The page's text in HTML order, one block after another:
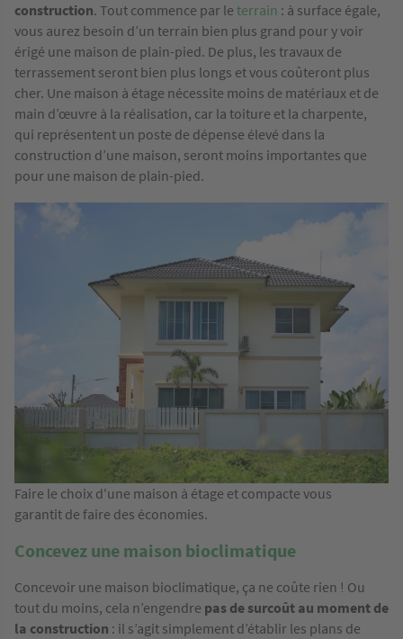
construction. Tout commence par le terrain : à surface égale,
vous aurez besoin d’un terrain bien plus grand pour y voir
érigé une maison de plain-pied. De plus, les travaux de
terrassement seront bien plus longs et vous coûteront plus
cher. Une maison à étage nécessite moins de matériaux et de
main d’œuvre à la réalisation, car la toiture et la charpente,
qui représentent un poste de dépense élevé dans la
construction d’une maison, seront moins importantes que
pour une maison de plain-pied.
Faire le choix d'une maison à étage et compacte vous
garantit de faire des économies.
Concevez une maison bioclimatique
Concevoir une maison bioclimatique, ça ne coûte rien ! Ou
tout du moins, cela n’engendre pas de surcoût au moment de
la construction : il s’agit simplement d’établir les plans de